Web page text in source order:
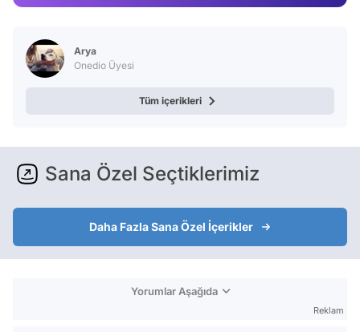
Arya
Onedio Üyesi
Tüm içerikleri
Sana Özel Seçtiklerimiz
Daha Fazla Sana Özel İçerikler
Yorumlar Aşağıda
Reklam